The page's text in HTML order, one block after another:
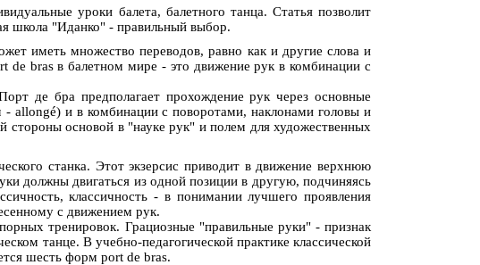
уроки балета, балетного танца. Статья позволит
школа "Иданко" - правильный выбор.
иметь множество переводов, равно как и другие слова и
de bras в балетном мире - это движение рук в комбинации с
де бра предполагает прохождение рук через основные
- allongé) и в комбинации с поворотами, наклонами головы и
стороны основой в "науке рук" и полем для художественных
станка. Этот экзерсис приводит в движение верхнюю
должны двигаться из одной позиции в другую, подчиняясь
классичность - в понимании лучшего проявления
с движением рук.
тренировок. Грациозные "правильные руки" - признак
танце. В учебно-педагогической практике классической
шесть форм port de bras.